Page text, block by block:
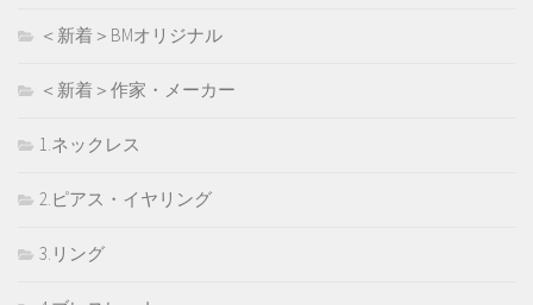
＜新着＞BMオリジナル
＜新着＞作家・メーカー
1.ネックレス
2.ピアス・イヤリング
3.リング